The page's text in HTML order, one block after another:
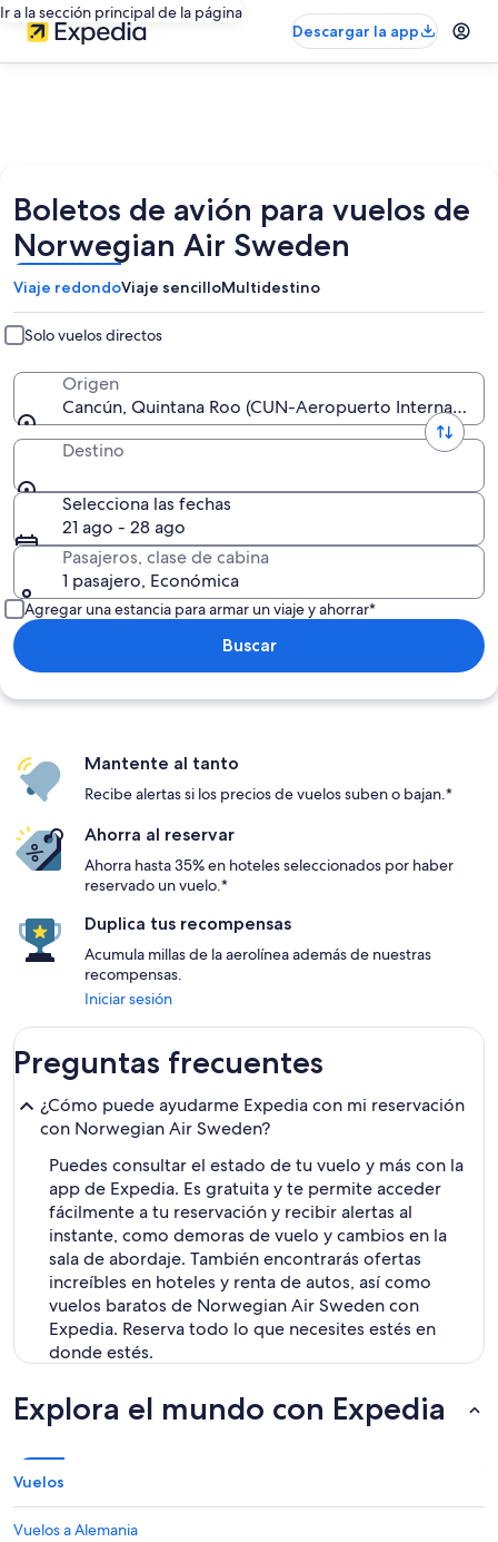
Ir a la sección principal de la página
Descargar la app
Boletos de avión para vuelos de
Norwegian Air Sweden
Viaje redondoViaje sencilloMultidestino
Solo vuelos directos
Origen
Cancún, Quintana Roo (CUN-Aeropuerto
Destino
Selecciona las fechas
21 ago - 28 ago
Pasajeros, clase de cabina
1 pasajero, Económica
Agregar una estancia para armar un viaje y ahorrar*
Buscar
Mantente al tanto
Recibe alertas si los precios de vuelos suben o bajan.*
Ahorra al reservar
Ahorra hasta 35% en hoteles seleccionados por haber
reservado un vuelo.*
Duplica tus recompensas
Acumula millas de la aerolínea además de nuestras
recompensas.
Iniciar sesión
Preguntas frecuentes
¿Cómo puede ayudarme Expedia con mi reservación
con Norwegian Air Sweden?
Puedes consultar el estado de tu vuelo y más con la
app de Expedia. Es gratuita y te permite acceder
fácilmente a tu reservación y recibir alertas al
instante, como demoras de vuelo y cambios en la
sala de abordaje. También encontrarás ofertas
increíbles en hoteles y renta de autos, así como
vuelos baratos de Norwegian Air Sweden con
Expedia. Reserva todo lo que necesites estés en
donde estés.
Explora el mundo con Expedia
Vuelos
Vuelos a Alemania